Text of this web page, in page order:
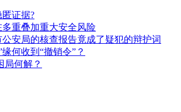
证据?
重叠加重大安全风险
安局的核查报告竟成了疑犯的辩护词
何收到“撤销令”？
局何解？